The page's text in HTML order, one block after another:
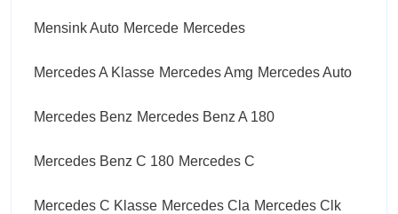
Mensink Auto Mercede Mercedes
Mercedes A Klasse Mercedes Amg Mercedes Auto
Mercedes Benz Mercedes Benz A 180
Mercedes Benz C 180 Mercedes C
Mercedes C Klasse Mercedes Cla Mercedes Clk